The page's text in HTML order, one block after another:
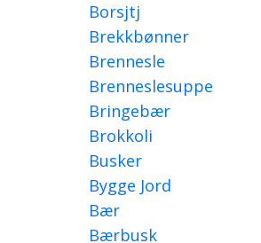
Borsjtj
Brekkbønner
Brennesle
Brenneslesuppe
Bringebær
Brokkoli
Busker
Bygge Jord
Bær
Bærbusk